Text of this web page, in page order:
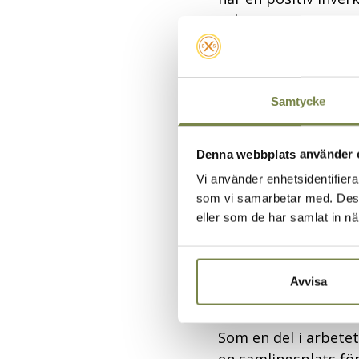
Samtycke
Denna webbplats använder
Vi använder
som vi samarbetar med.
eller som de har samlat in
Avvisa
och omsorg.
Kultur behöver få
rättigheter har alla
är också en
den digitala
alla som har svårt
Betaniastiftelsen
och som redskap
Sverige. Inom
livskraft vara en
Som en del i